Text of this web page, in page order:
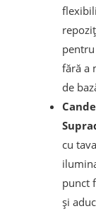
fără a
de
cu
punct
și